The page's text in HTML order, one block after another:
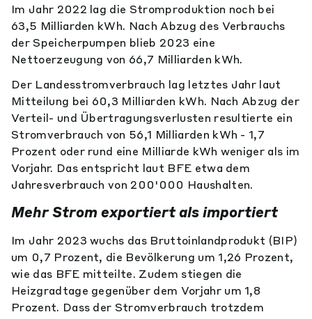
Im Jahr 2022 lag die Stromproduktion noch bei
63,5 Milliarden kWh. Nach Abzug des Verbrauchs
der Speicherpumpen blieb 2023 eine
Nettoerzeugung von 66,7 Milliarden kWh.
Der Landesstromverbrauch lag letztes Jahr laut
Mitteilung bei 60,3 Milliarden kWh. Nach Abzug der
Verteil- und Übertragungsverlusten resultierte ein
Stromverbrauch von 56,1 Milliarden kWh - 1,7
Prozent oder rund eine Milliarde kWh weniger als im
Vorjahr. Das entspricht laut BFE etwa dem
Jahresverbrauch von 200'000 Haushalten.
Mehr Strom exportiert als importiert
Im Jahr 2023 wuchs das Bruttoinlandprodukt (BIP)
um 0,7 Prozent, die Bevölkerung um 1,26 Prozent,
wie das BFE mitteilte. Zudem stiegen die
Heizgradtage gegenüber dem Vorjahr um 1,8
Prozent. Dass der Stromverbrauch trotzdem